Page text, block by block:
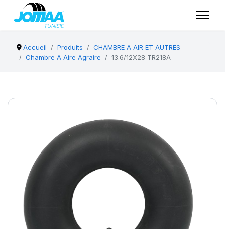
Accueil Produits
CHAMBRE A AIR ET AUTRES
Chambre A Aire Agraire
13.6/12X28 TR218A